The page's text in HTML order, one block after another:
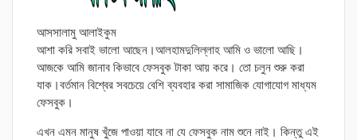
আসসালামু আলাইকুম
আশা করি সবাই ভালো আছেন।আলহামদুলিল্লাহ আমি ও ভালো আছি।
আজকে আমি জানাব কিভাবে ফেসবুক টাকা আয় করে। তো চলুন শুরু করা
যাক।বর্তমান বিশ্বের সবচেয়ে বেশি ব্যবহার করা সামাজিক যোগাযোগ মাধ্যম
ফেসবুক।
এখন এমন মানুষ খুঁজে পাওয়া যাবে না যে ফেসবুক নাম শুনে নাই। কিন্তু এই